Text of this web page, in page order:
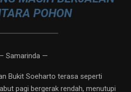
POHON
Samarinda —
Bukit Soeharto terasa seperti
pagi bergerak rendah, menutupi